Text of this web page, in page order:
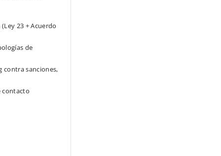
23 + Acuerdo
de
contra sanciones,
contacto